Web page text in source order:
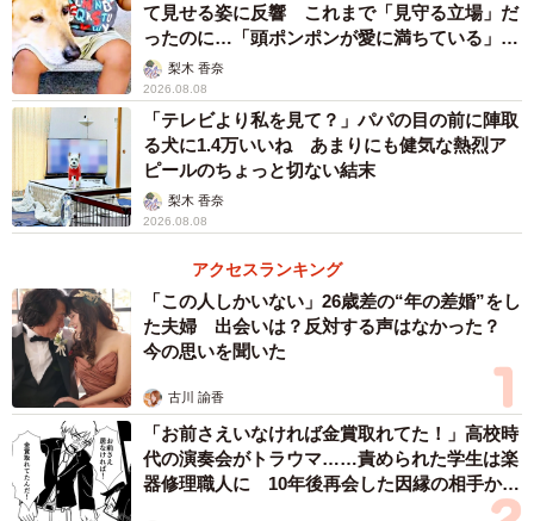
て見せる姿に反響 これまで「見守る立場」だ
ったのに…「頭ポンポンが愛に満ちている」
「尊…」
梨木 香奈
2026.08.08
「テレビより私を見て？」パパの目の前に陣取
る犬に1.4万いいね あまりにも健気な熱烈ア
ピールのちょっと切ない結末
梨木 香奈
2026.08.08
アクセスランキング
「この人しかいない」26歳差の“年の差婚”をし
た夫婦 出会いは？反対する声はなかった？
今の思いを聞いた
古川 諭香
「お前さえいなければ金賞取れてた！」高校時
代の演奏会がトラウマ……責められた学生は楽
器修理職人に 10年後再会した因縁の相手から